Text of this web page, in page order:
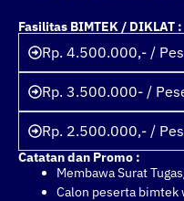
Fasilitas BIMTEK / DIKLAT :
Rp. 4.500.000,- /
Rp. 3.500.000- /
Rp. 2.500.000,- /
Catatan dan Promo :
Membawa Surat
Calon peserta bimtek